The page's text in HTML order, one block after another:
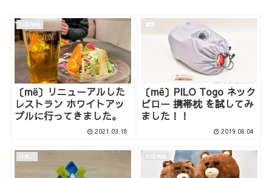
お店情報
〔më〕リニューアルした
レストラン ホワイトアッ
プルに行ってきました。
2021.03.18
撮影
〔më〕PILO Togo ネック
ピロー 携帯枕 を試してみ
ました！！
2019.06.04
日常♫ お店情報